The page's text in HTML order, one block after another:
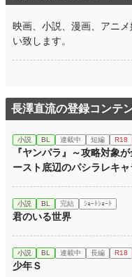
映画、小説、漫画、アニ
い致します。
長澤直流の登録コンテ
小説 BL 連載中 短編 R18
『ヤンパラ』～攻略対象
ースト底辺のパシラレキ
小説 BL 完結 ｼｮｰﾄｼｮｰﾄ
君のいる世界
小説 BL 連載中 長編 R18
少年Ｓ